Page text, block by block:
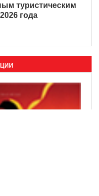
туристическим
года